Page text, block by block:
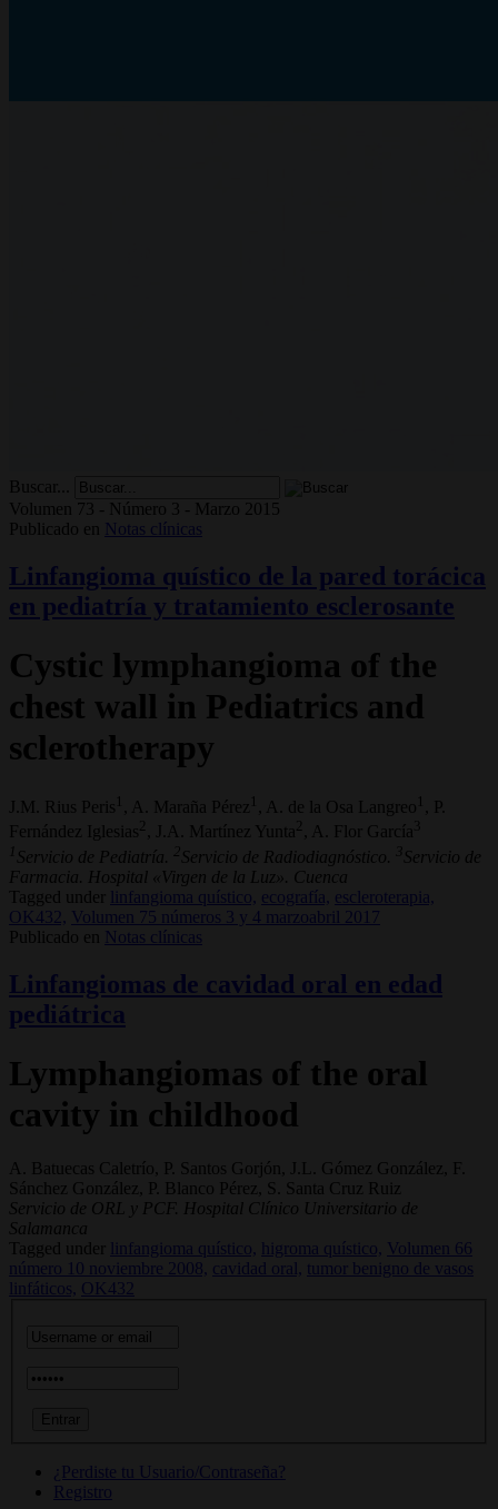
Buscar...
Volumen 73 - Número 3 - Marzo 2015
Publicado en
Notas clínicas
Linfangioma quístico de la pared torácica
en pediatría y tratamiento esclerosante
Cystic lymphangioma of the
chest wall in Pediatrics and
sclerotherapy
J.M. Rius Peris 1 , A. Maraña Pérez 1 , A. de la Osa Langreo 1
, P.
Fernández Iglesias
, J.A. Martínez Yunta , A. Flor García 3
1 Servicio de Pediatría. 2 Servicio de Radiodiagnóstico. 3 Servicio de
Farmacia. Hospital «Virgen de la Luz». Cuenca
Tagged under
linfangioma quístico, ecografía, escleroterapia,
OK432,
Volumen 75 números 3 y 4 marzoabril 2017
Publicado en
Notas clínicas
Linfangiomas de cavidad oral en edad
pediátrica
Lymphangiomas of the oral
cavity in childhood
A. Batuecas Caletrío, P. Santos Gorjón, J.L. Gómez González, F.
Sánchez González, P. Blanco Pérez, S. Santa Cruz Ruiz
Servicio de ORL y PCF. Hospital Clínico Universitario de
Salamanca
Tagged under
linfangioma quístico, higroma quístico, Volumen 66
número 10 noviembre 2008, cavidad oral, tumor benigno de vasos
linfáticos, OK432
¿Perdiste tu Usuario/Contraseña?
Registro